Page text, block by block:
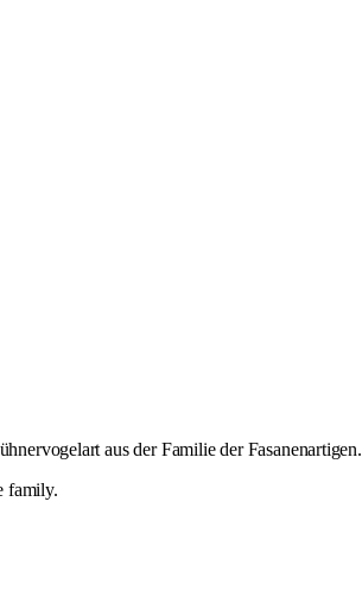
aus der Familie der Fasanenartigen.
family.